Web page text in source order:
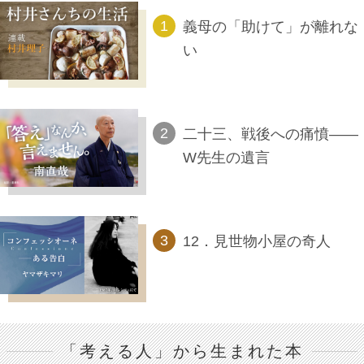
義母の「助けて」が離れな
い
二十三、戦後への痛憤――
W先生の遺言
12．見世物小屋の奇人
「考える人」から生まれた本